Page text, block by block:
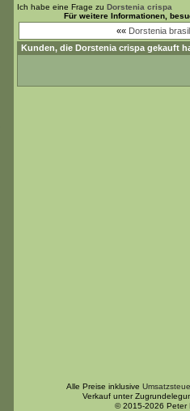
Ich habe eine Frage zu Dorstenia crispa
Für weitere Informationen,
«« Dorstenia
Kunden, die Dorstenia crispa gekauft
Alle Preise inklusive
Verkauf unter
© 2015-2026 Peter